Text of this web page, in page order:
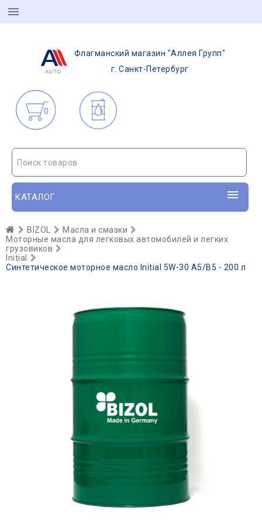
Флагманский магазин "Аллея Групп"
г. Санкт-Петербург
0
Поиск товаров
КАТАЛОГ
BIZOL
Масла и смазки
Моторные масла для легковых автомобилей и легких
грузовиков
Initial
Синтетическое моторное масло Initial 5W-30 A5/B5 - 200 л